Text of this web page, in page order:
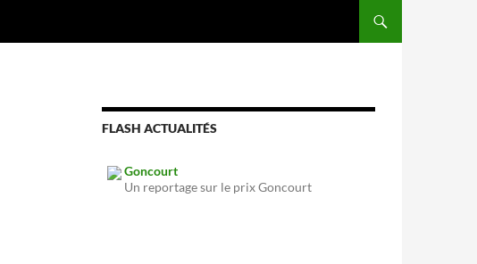
FLASH ACTUALITÉS
Goncourt
Un reportage sur le prix Goncourt